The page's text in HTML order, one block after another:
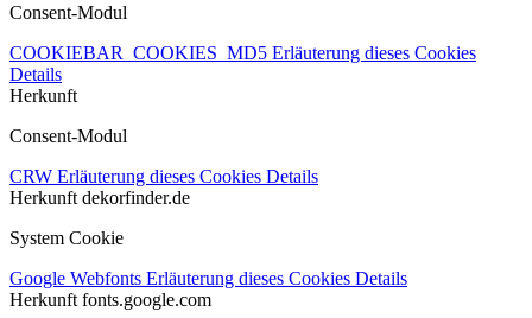
Consent-Modul
COOKIEBAR_COOKIES_MD5 Erläuterung dieses Cookies
Details
Herkunft
Consent-Modul
CRW Erläuterung dieses Cookies Details
Herkunft dekorfinder.de
System Cookie
Google Webfonts Erläuterung dieses Cookies Details
Herkunft fonts.google.com